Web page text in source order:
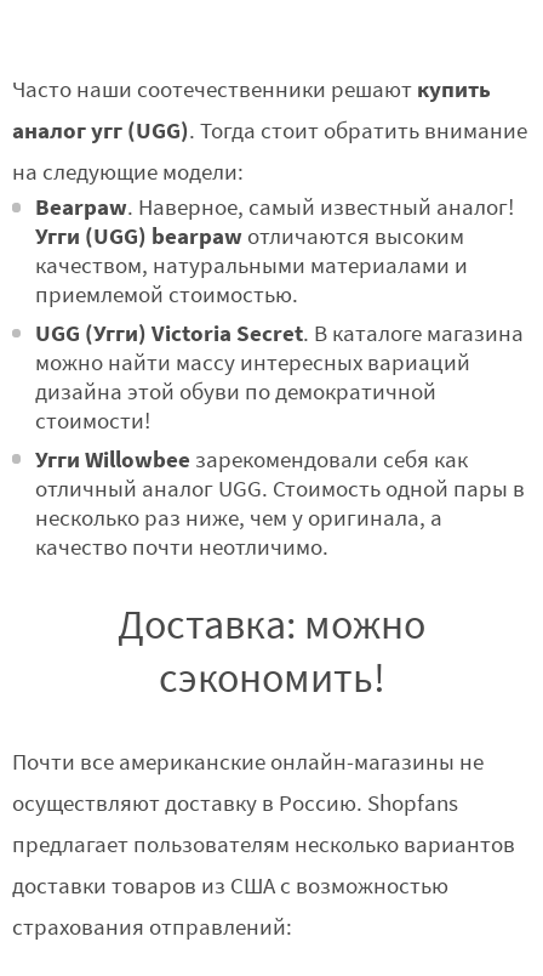
Часто наши соотечественники решают купить
аналог угг (UGG). Тогда стоит обратить внимание
на следующие модели:
Bearpaw. Наверное, самый известный аналог!
Угги (UGG) bearpawотличаются высоким
качеством, натуральными материалами и
приемлемой стоимостью.
UGG (Угги) Victoria Secret. В каталоге магазина
можно найти массу интересных вариаций
дизайна этой обуви по демократичной
стоимости!
Угги Willowbee зарекомендовали себя как
отличный аналог UGG. Стоимость одной пары в
несколько раз ниже, чем у оригинала, а
качество почти неотличимо.
Доставка: можно
сэкономить!
Почти все американские онлайн-магазины не
осуществляют доставку в Россию. Shopfans
предлагает пользователям несколько вариантов
доставки товаров из США с возможностью
страхования отправлений: